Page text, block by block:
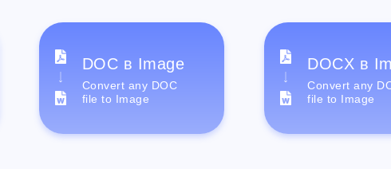
DOC в Image
Convert any DOC
file to Image
DOCX в
Convert any
file to Image